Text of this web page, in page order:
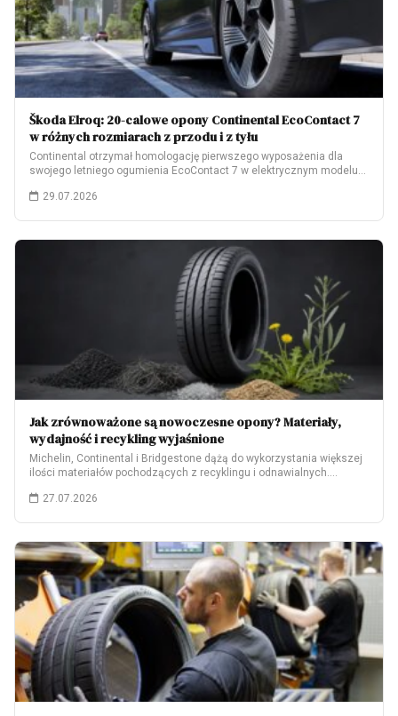
Škoda Elroq: 20-calowe opony Continental EcoContact 7
w różnych rozmiarach z przodu i z tyłu
Continental otrzymał homologację pierwszego wyposażenia dla
swojego letniego ogumienia EcoContact 7 w elektrycznym modelu
29.07.2026
Jak zrównoważone są nowoczesne opony? Materiały,
wydajność i recykling wyjaśnione
Michelin, Continental i Bridgestone dążą do wykorzystania większej
ilości materiałów pochodzących z recyklingu i odnawialnych.…
27.07.2026